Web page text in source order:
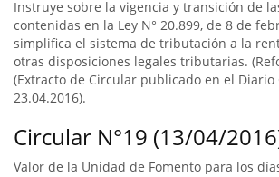
Instruye sobre la vigencia y transición de
contenidas en la Ley N° 20.899, de 8 de
simplifica el sistema de tributación a la
otras disposiciones legales tributarias.
(Extracto de Circular publicado en el Diario
23.04.2016).
Circular N°19 (13/04/
Valor de la Unidad de Fomento para los